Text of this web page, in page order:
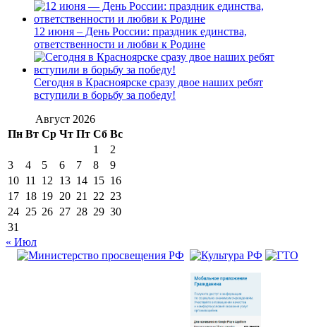
12 июня – День России: праздник единства,
ответственности и любви к Родине
Сегодня в Красноярске сразу двое наших ребят
вступили в борьбу за победу!
Август 2026
Пн Вт Ср Чт Пт Сб Вс
1
2
3
4 5 6 7 8
9
10 11 12 13 14 15 16
17 18 19 20 21 22 23
24 25 26 27 28 29 30
31
« Июл